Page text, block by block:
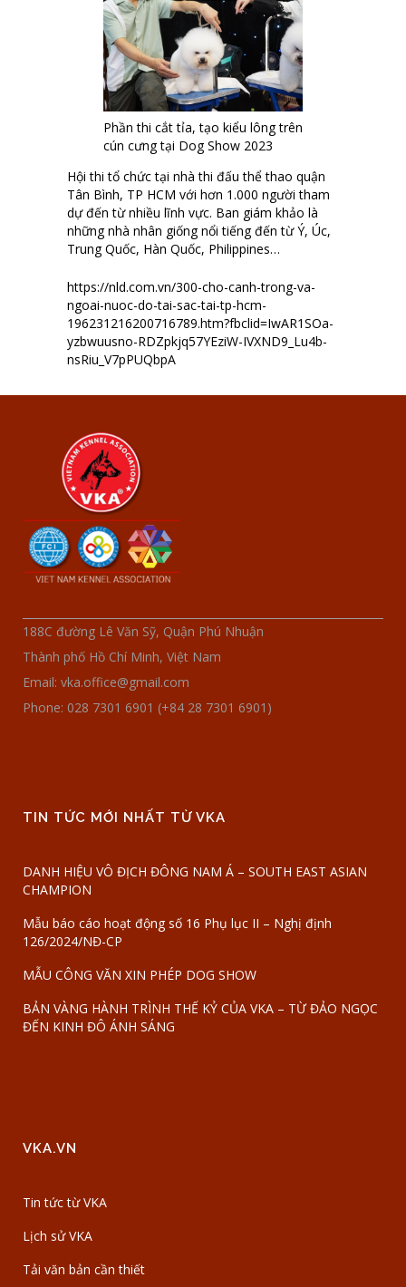
Phần thi cắt tỉa, tạo kiểu lông trên
cún cưng tại Dog Show 2023
Hội thi tổ chức tại nhà thi đấu thể thao quận
Tân Bình, TP HCM với hơn 1.000 người tham
dự đến từ nhiều lĩnh vực. Ban giám khảo là
những nhà nhân giống nổi tiếng đến từ Ý, Úc,
Trung Quốc, Hàn Quốc, Philippines…
https://nld.com.vn/300-cho-canh-trong-va-
ngoai-nuoc-do-tai-sac-tai-tp-hcm-
196231216200716789.htm?fbclid=IwAR1SOa-
yzbwuusno-RDZpkjq57YEziW-IVXND9_Lu4b-
nsRiu_V7pPUQbpA
188C đường Lê Văn Sỹ, Quận Phú Nhuận
Thành phố Hồ Chí Minh, Việt Nam
Email: vka.office@gmail.com
Phone: 028 7301 6901 (+84 28 7301 6901)
TIN TỨC MỚI NHẤT TỪ VKA
DANH HIỆU VÔ ĐỊCH ĐÔNG NAM Á – SOUTH EAST ASIAN
CHAMPION
Mẫu báo cáo hoạt động số 16 Phụ lục II – Nghị định
126/2024/NĐ-CP
MẪU CÔNG VĂN XIN PHÉP DOG SHOW
BẢN VÀNG HÀNH TRÌNH THẾ KỶ CỦA VKA – TỪ ĐẢO NGỌC
ĐẾN KINH ĐÔ ÁNH SÁNG
VKA.VN
Tin tức từ VKA
Lịch sử VKA
Tải văn bản cần thiết